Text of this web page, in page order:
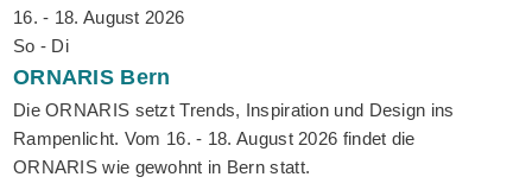
16. - 18. August 2026
So - Di
ORNARIS Bern
Die ORNARIS setzt Trends, Inspiration und Design ins
Rampenlicht. Vom 16. - 18. August 2026 findet die
ORNARIS wie gewohnt in Bern statt.